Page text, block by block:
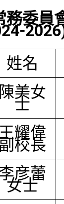
務委員
姓名
陳美女
士
耀偉
校長
彦蕾
女士